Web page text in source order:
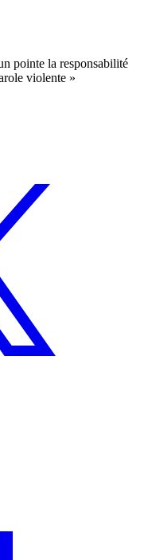
pointe la responsabilité
violente »